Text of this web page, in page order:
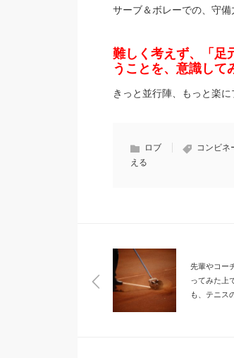
サーブ＆ボレーでの、守備
難しく考えず、「足
うことを、意識して
きっと並行陣、もっと楽に
ロブ コンビネ
える
先輩やコー
ってみた上
も、テニス